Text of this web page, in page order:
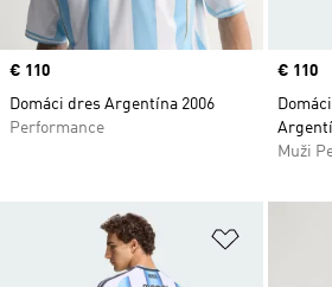
Price
€ 110
Domáci dres Argentína 2006
Performance
Price
€ 110
Muži
Pridať do